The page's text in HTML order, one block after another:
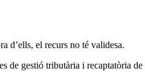
d’ells, el recurs no té validesa.
gestió tributària i recaptatòria de